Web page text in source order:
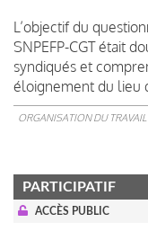
L’objectif du
SNPEFP-CGT était
syndiqués et
éloignement du lieu
ORGANISATION DU TRAVAIL
PARTICIPATIF
ACCÈS PUBLIC